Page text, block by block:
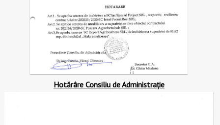
Hotărâre Consiliu de Administrație